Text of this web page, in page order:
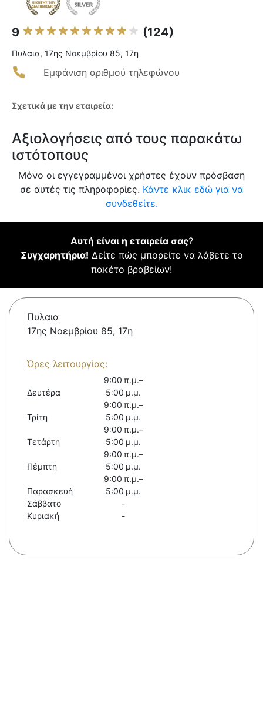
9 (124)
Πυλαια, 17ης Νοεμβρίου 85, 17η
Εμφάνιση αριθμού τηλεφώνου
Σχετικά με την εταιρεία:
Αξιολογήσεις από τους παρακάτω
ιστότοπους
Μόνο οι εγγεγραμμένοι χρήστες έχουν πρόσβαση
σε αυτές τις πληροφορίες. Κάντε κλικ εδώ για να
συνδεθείτε.
Αυτή είναι η εταιρεία σας?
Συγχαρητήρια! Δείτε πώς μπορείτε να λάβετε το
πακέτο βραβείων!
Πυλαια
17ης Νοεμβρίου 85, 17η
Ώρες λειτουργίας:
Δευτέρα
9:00 π.μ.–
5:00 μ.μ.
Τρίτη
9:00 π.μ.–
5:00 μ.μ.
Τετάρτη
9:00 π.μ.–
5:00 μ.μ.
Πέμπτη
9:00 π.μ.–
5:00 μ.μ.
Παρασκευή
9:00 π.μ.–
5:00 μ.μ.
Σάββατο
-
Κυριακή
-